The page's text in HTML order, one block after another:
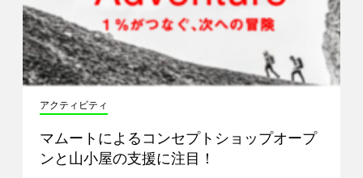
アクティビティ
マムートによるコンセプトショップオープ
ンと山小屋の支援に注目！